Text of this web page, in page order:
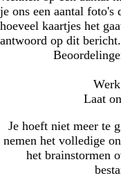
je ons een aantal foto's
hoeveel kaartjes het
antwoord op dit bericht.
Laat
Je hoeft niet meer te
nemen het volledige
het brainstormen